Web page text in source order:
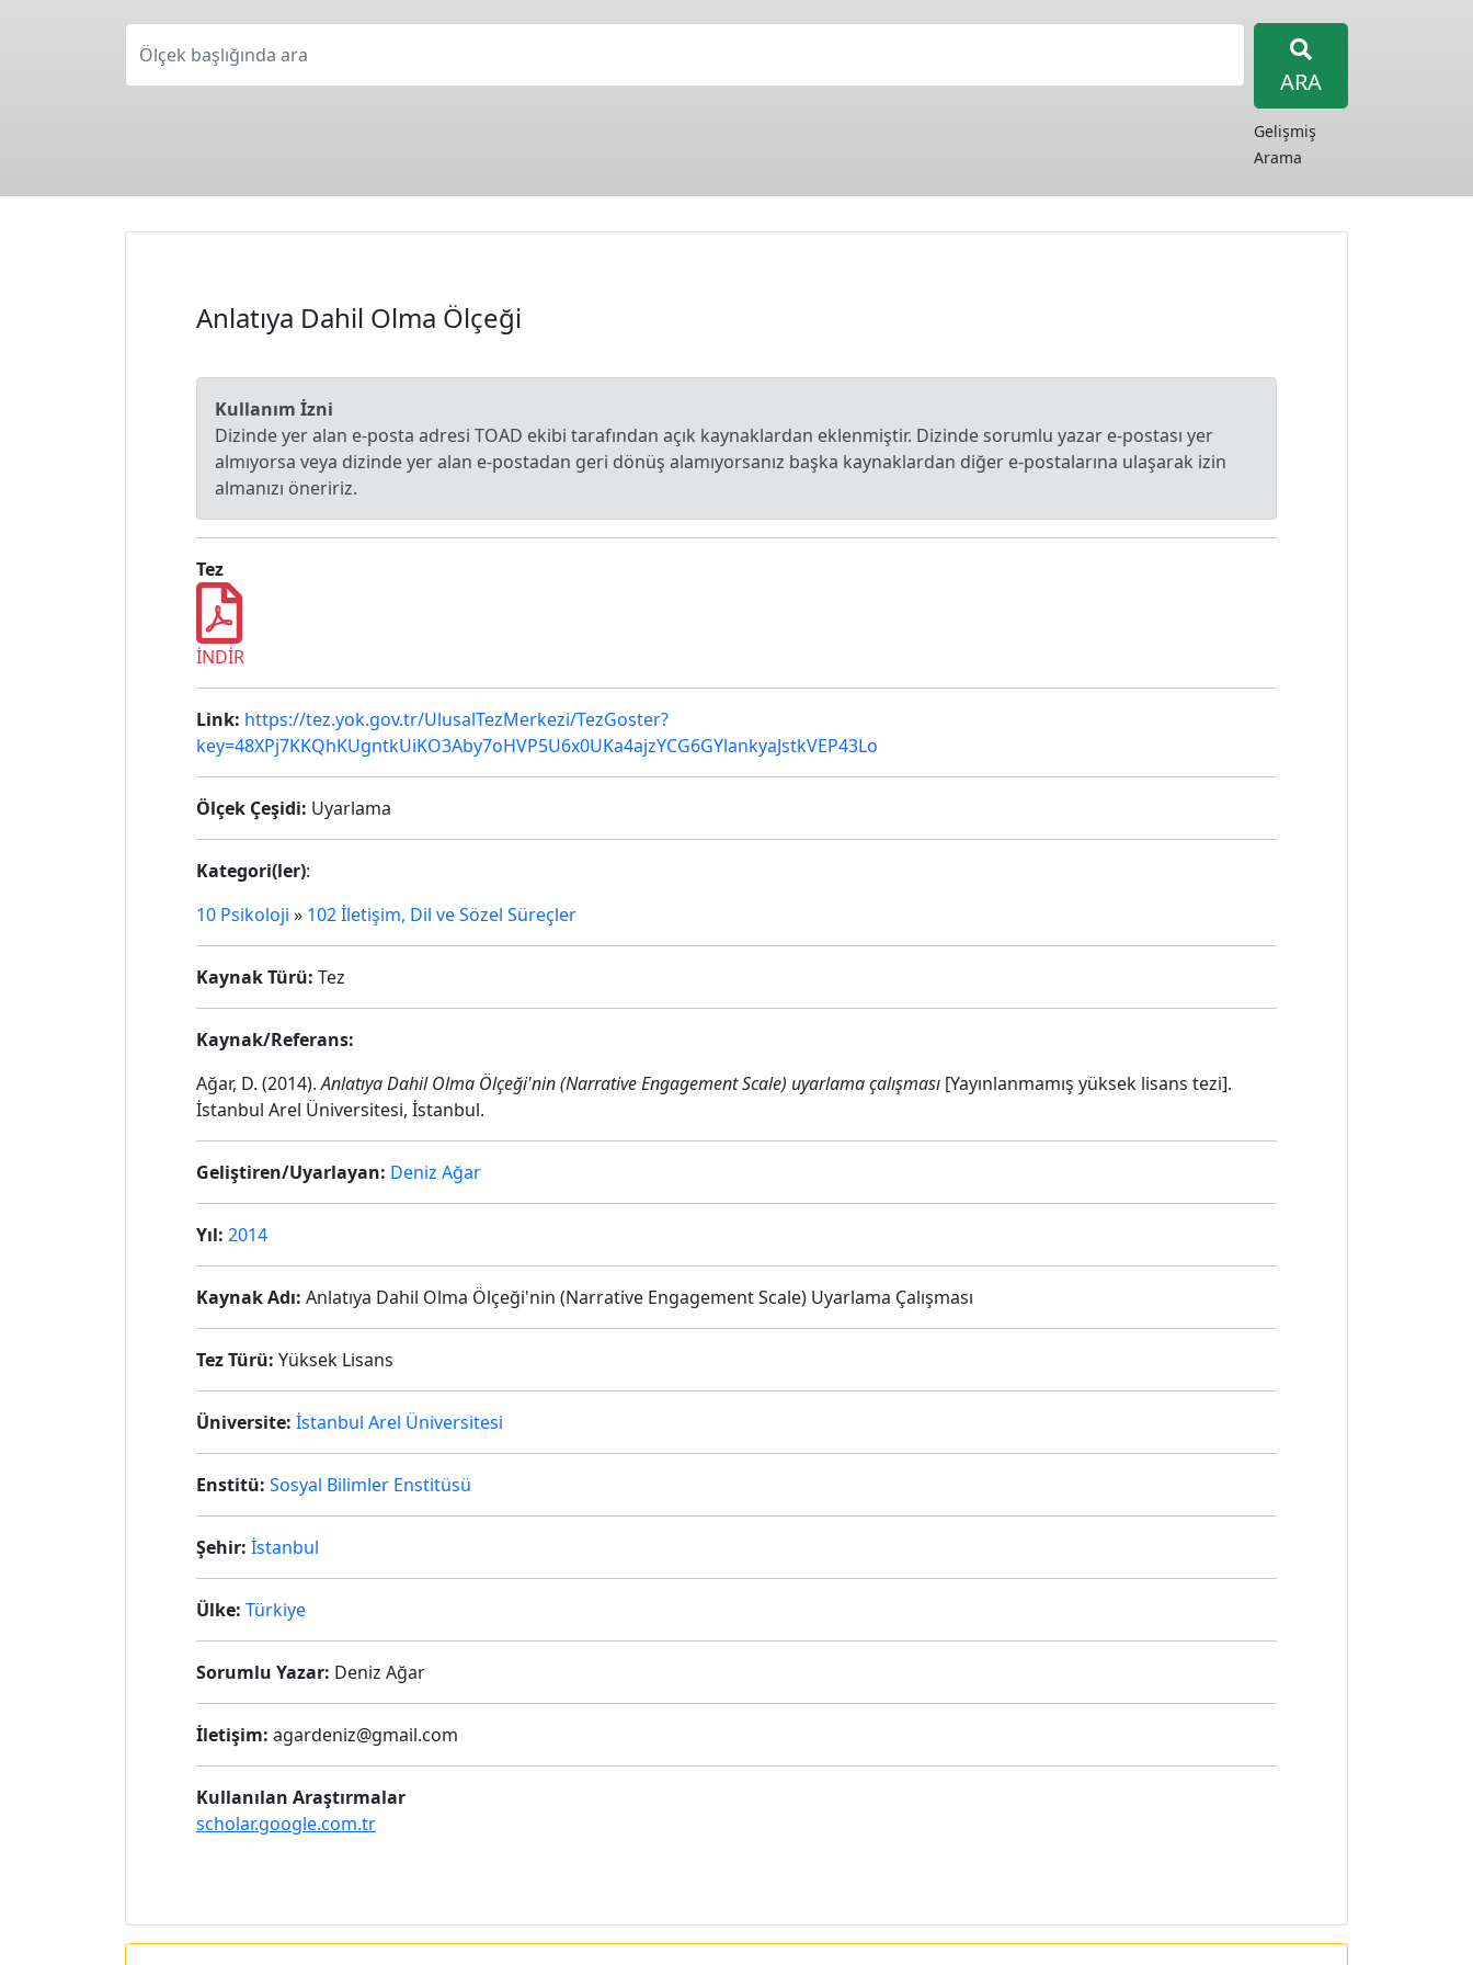
Ölçek başlığında ara
ARA
Gelişmiş
Arama
Anlatıya Dahil Olma Ölçeği
Kullanım İzni
Dizinde yer alan e-posta adresi TOAD ekibi tarafından açık kaynaklardan eklenmiştir. Dizinde sorumlu yazar e-postası yer
almıyorsa veya dizinde yer alan e-postadan geri dönüş alamıyorsanız başka kaynaklardan diğer e-postalarına ulaşarak izin
almanızı öneririz.
Tez
İNDİR
Link: https://tez.yok.gov.tr/UlusalTezMerkezi/TezGoster?
key=48XPj7KKQhKUgntkUiKO3Aby7oHVP5U6x0UKa4ajzYCG6GYlankyaJstkVEP43Lo
Ölçek Çeşidi: Uyarlama
Kategori(ler):
10 Psikoloji » 102 İletişim, Dil ve Sözel Süreçler
Kaynak Türü: Tez
Kaynak/Referans:
Ağar, D. (2014).Anlatıya Dahil Olma Ölçeği'nin (Narrative Engagement Scale) uyarlama çalışması [Yayınlanmamış yüksek lisans tezi].
İstanbul Arel Üniversitesi, İstanbul.
Geliştiren/Uyarlayan: Deniz Ağar
Yıl: 2014
Kaynak Adı: Anlatıya Dahil Olma Ölçeği'nin (Narrative Engagement Scale) Uyarlama Çalışması
Tez Türü: Yüksek Lisans
Üniversite: İstanbul Arel Üniversitesi
Enstitü: Sosyal Bilimler Enstitüsü
Şehir: İstanbul
Ülke: Türkiye
Sorumlu Yazar: Deniz Ağar
İletişim: agardeniz@gmail.com
Kullanılan Araştırmalar
scholar.google.com.tr